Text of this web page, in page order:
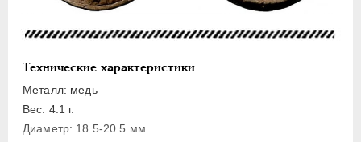
Технические характеристики
Металл: медь
Вес: 4.1 г.
Диаметр: 18.5-20.5 мм.
2 копейки
1 копейка
Пробные
Для Пруссии